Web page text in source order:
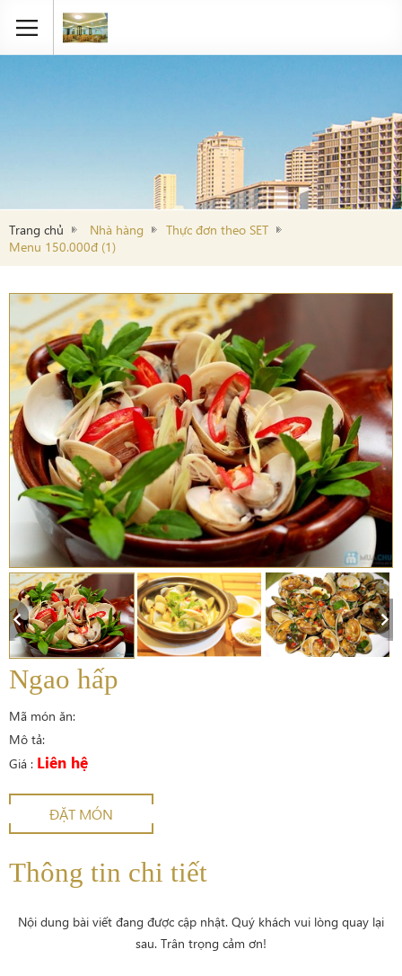
Trang chủ Nhà hàng
Thực đơn theo SET
Menu 150.000đ (1)
Ngao hấp
Mã món ăn:
Mô tả:
Giá : Liên hệ
ĐẶT MÓN
Thông tin chi tiết
Nội dung bài viết đang được cập nhật. Quý khách vui lòng quay lại
sau. Trân trọng cảm ơn!